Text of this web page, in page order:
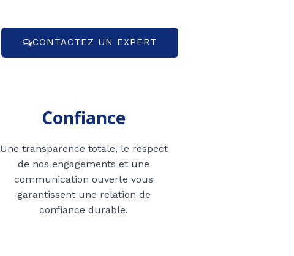
CONTACTEZ UN EXPERT
Confiance
Une transparence totale, le respect
de nos engagements et une
communication ouverte vous
garantissent une relation de
confiance durable.